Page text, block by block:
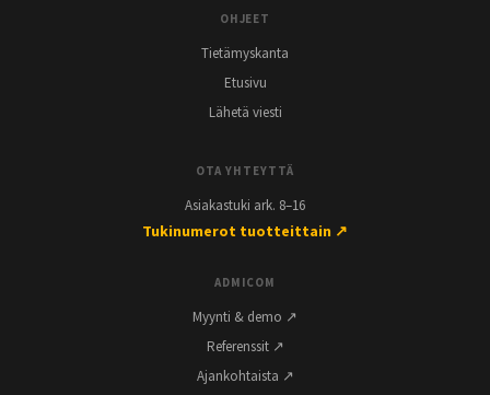
OHJEET
Tietämyskanta
Etusivu
Lähetä viesti
OTA YHTEYTTÄ
Asiakastuki ark. 8–16
Tukinumerot tuotteittain ↗
ADMICOM
Myynti & demo ↗
Referenssit ↗
Ajankohtaista ↗